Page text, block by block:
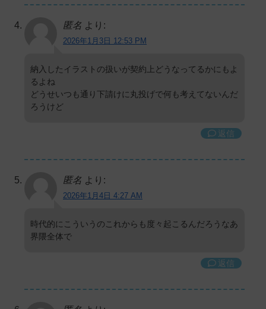
匿名 より:
2026年1月3日 12:53 PM
納入したイラストの扱いが契約上どうなってるかにもよ
るよね
どうせいつも通り下請けに丸投げで何も考えてないんだ
ろうけど
返信
匿名 より:
2026年1月4日 4:27 AM
時代的にこういうのこれからも度々起こるんだろうなあ
界隈全体で
返信